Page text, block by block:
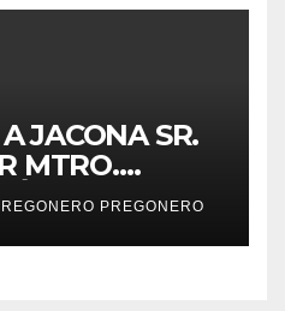
JACONA SR.
MTRO.
PREGONERO